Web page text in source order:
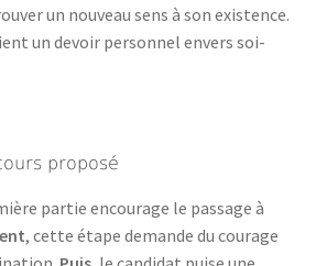
un nouveau sens à son existence.
un devoir personnel envers soi-
proposé
partie encourage le passage à
, cette étape demande du courage